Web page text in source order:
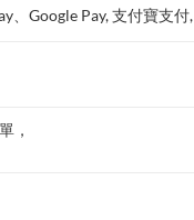
、Google Pay, 支付寶支
，